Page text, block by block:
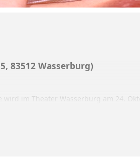
83512 Wasserburg)
wird im Theater Wasserburg am 24.
Möglichkeiten hätte, alle